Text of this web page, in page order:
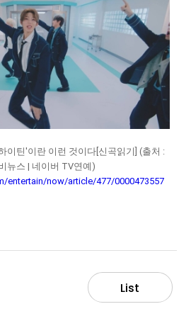
이틴'이란 이런 것이다[신곡읽기] (출처 :
뉴스 | 네이버 TV연예)
entertain/now/article/477/0000473557
List